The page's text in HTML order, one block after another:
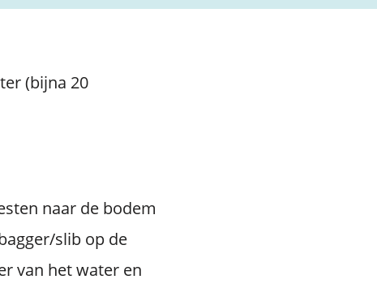
(bijna 20
naar de bodem
slib op de
van het water en